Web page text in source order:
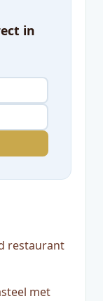
in
restaurant
met